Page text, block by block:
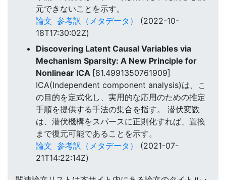
元できないことを示す。
論文 参考訳（メタデータ）
(2022-10-
18T17:30:02Z)
Discovering Latent Causal Variables via
Mechanism Sparsity: A New Principle for
Nonlinear ICA [81.4991350761909]
ICA(Independent component analysis)は、こ
の目的を定式化し、実用的な応用のための推定
手順を提供する手法の集合を指す。 潜伏変数
は、潜伏機構をスパースに正則化すれば、置換
まで復元可能であることを示す。
論文 参考訳（メタデータ）
(2021-07-
21T14:22:14Z)